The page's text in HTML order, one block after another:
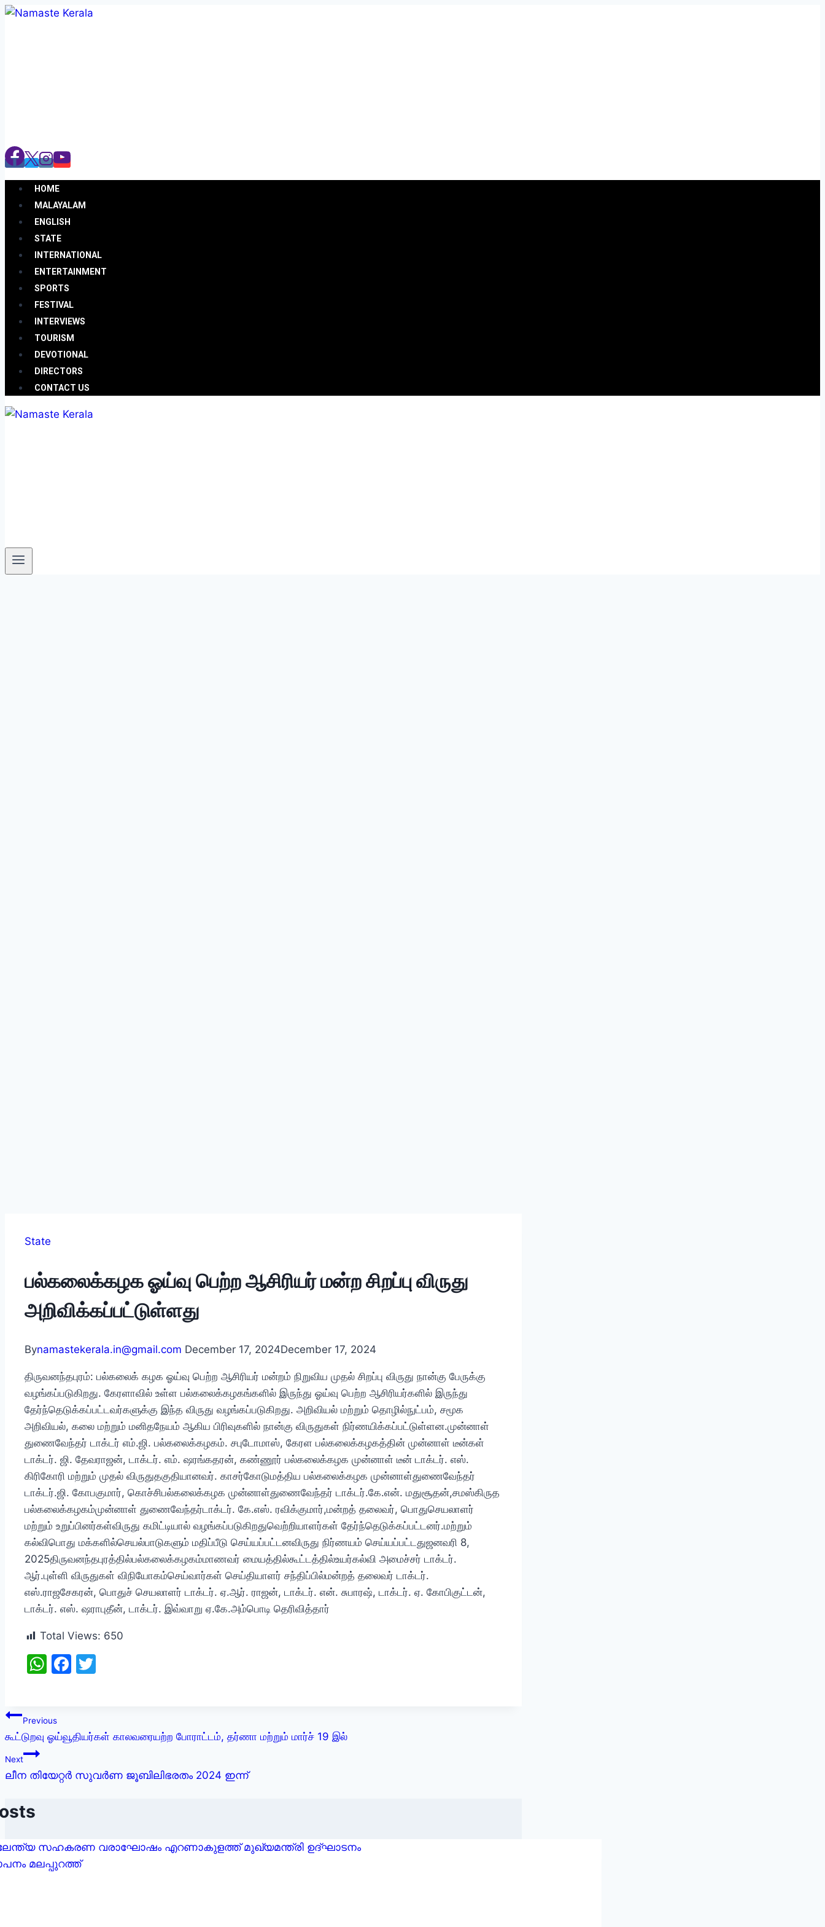
HOME
MALAYALAM
ENGLISH
STATE
INTERNATIONAL
ENTERTAINMENT
SPORTS
FESTIVAL
INTERVIEWS
TOURISM
DEVOTIONAL
DIRECTORS
CONTACT US
State
பல்கலைக்கழக ஓய்வு பெற்ற ஆசிரியர் மன்ற சிறப்பு விருது
அறிவிக்கப்பட்டுள்ளது
Bynamastekerala.in@gmail.com December 17, 2024December 17, 2024
திருவனந்தபுரம்: பல்கலைக் கழக ஓய்வு பெற்ற ஆசிரியர் மன்றம் நிறுவிய முதல் சிறப்பு விருது நான்கு பேருக்கு
வழங்கப்படுகிறது. கேரளாவில் உள்ள பல்கலைக்கழகங்களில் இருந்து ஓய்வு பெற்ற ஆசிரியர்களில் இருந்து
தேர்ந்தெடுக்கப்பட்டவர்களுக்கு இந்த விருது வழங்கப்படுகிறது. அறிவியல் மற்றும் தொழில்நுட்பம், சமூக
அறிவியல், கலை மற்றும் மனிதநேயம் ஆகிய பிரிவுகளில் நான்கு விருதுகள் நிர்ணயிக்கப்பட்டுள்ளன.முன்னாள்
துணைவேந்தர் டாக்டர் எம்.ஜி. பல்கலைக்கழகம். சபுடோமாஸ், கேரள பல்கலைக்கழகத்தின் முன்னாள் டீன்கள்
டாக்டர். ஜி. தேவராஜன், டாக்டர். எம். ஷரங்கதரன், கண்ணூர் பல்கலைக்கழக முன்னாள் டீன் டாக்டர். எஸ்.
கிரிகோரி மற்றும் முதல் விருதுதகுதியானவர். காசர்கோடுமத்திய பல்கலைக்கழக முன்னாள்துணைவேந்தர்
டாக்டர்.ஜி. கோபகுமார், கொச்சிபல்கலைக்கழக முன்னாள்துணைவேந்தர் டாக்டர்.கே.என். மதுசூதன்,சமஸ்கிருத
பல்கலைக்கழகம்முன்னாள் துணைவேந்தர்டாக்டர். கே.எஸ். ரவிக்குமார்,மன்றத் தலைவர், பொதுசெயலாளர்
மற்றும் உறுப்பினர்கள்விருது கமிட்டியால் வழங்கப்படுகிறதுவெற்றியாளர்கள் தேர்ந்தெடுக்கப்பட்டனர்.மற்றும்
கல்விபொது மக்களில்செயல்பாடுகளும் மதிப்பீடு செய்யப்பட்டனவிருது நிர்ணயம் செய்யப்பட்டதுஜனவரி 8,
2025திருவனந்தபுரத்தில்பல்கலைக்கழகம்மாணவர் மையத்தில்கூட்டத்தில்உயர்கல்வி அமைச்சர் டாக்டர்.
ஆர்.புள்ளி விருதுகள் விநியோகம்செய்வார்கள் செய்தியாளர் சந்திப்பில்மன்றத் தலைவர் டாக்டர்.
எஸ்.ராஜசேகரன், பொதுச் செயலாளர் டாக்டர். ஏ.ஆர். ராஜன், டாக்டர். என். சுபாரஷ், டாக்டர். ஏ. கோபிகுட்டன்,
டாக்டர். எஸ். ஷராபுதீன், டாக்டர். இவ்வாறு ஏ.கே.அம்பொடி தெரிவித்தார்
Total Views: 650
WhatsApp
Facebook
Previous
கூட்டுறவு ஓய்வூதியர்கள் காலவரையற்ற போராட்டம், தர்ணா மற்றும் மார்ச் 19 இல்
Next
ലീന തിയേറ്റർ സുവർണ ജൂബിലിഭരതം 2024 ഇന്ന്